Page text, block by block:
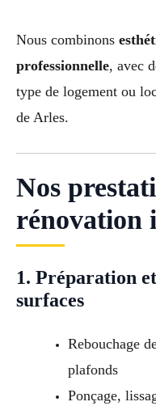
Nous combinons
professionnelle, avec
type de logement ou
de Arles.
Nos
rénovation
1. Préparation
surfaces
Rebouchage
plafonds
Ponçage,